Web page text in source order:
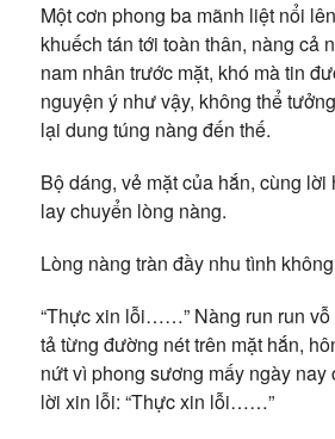
Một cơn phong ba mãnh liệt nổi
khuếch tán tới toàn thân, nàng cả
nam nhân trước mặt, khó mà tin
nguyện ý như vậy, không thể
lại dung túng nàng đến thế.
Bộ dáng, vẻ mặt của hắn, cùng lời
lay chuyển lòng nàng.
Lòng nàng tràn đầy nhu tình
“Thực xin lỗi……” Nàng run run vỗ
tả từng đường nét trên mặt hắn,
nứt vì phong sương mấy ngày nay
lời xin lỗi: “Thực xin lỗi……”